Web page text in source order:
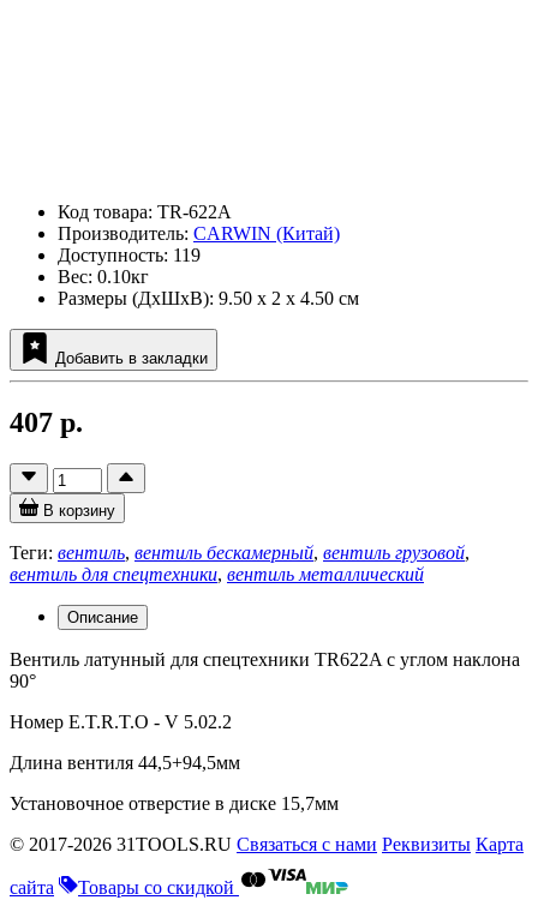
Код товара: TR-622A
Производитель: CARWIN (Китай)
Доступность: 119
Вес: 0.10кг
Размеры (ДxШxВ): 9.50 x 2 x 4.50 см
Добавить в закладки
407 р.
В корзину
Теги: вентиль, вентиль бескамерный, вентиль грузовой,
вентиль для спецтехники, вентиль металлический
Описание
Вентиль латунный для спецтехники TR622A с углом наклона
90°
Номер E.T.R.T.O - V 5.02.2
Длина вентиля 44,5+94,5мм
Установочное отверстие в диске 15,7мм
© 2017-2026 31TOOLS.RU Связаться с нами Реквизиты Карта
сайта Товары со скидкой